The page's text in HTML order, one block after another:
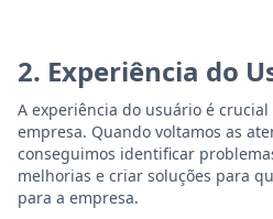
2. Experiência do
A experiência do usuário é
empresa. Quando voltamos as
conseguimos identificar
melhorias e criar soluções para
para a empresa.